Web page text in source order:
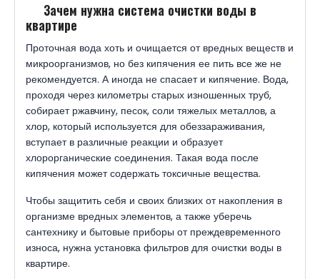
Зачем нужна система очистки воды в
квартире
Проточная вода хоть и очищается от вредных веществ и
микроорганизмов, но без кипячения ее пить все же не
рекомендуется. А иногда не спасает и кипячение. Вода,
проходя через километры старых изношенных труб,
собирает ржавчину, песок, соли тяжелых металлов, а
хлор, который используется для обеззараживания,
вступает в различные реакции и образует
хлорорганические соединения. Такая вода после
кипячения может содержать токсичные вещества.
Чтобы защитить себя и своих близких от накопления в
организме вредных элементов, а также уберечь
сантехнику и бытовые приборы от преждевременного
износа, нужна установка фильтров для очистки воды в
квартире.